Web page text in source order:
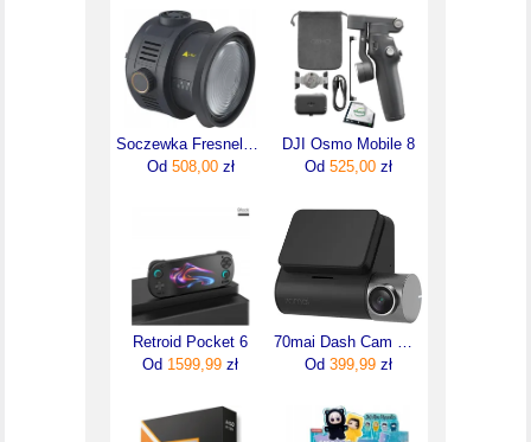
Soczewka Fresnela RA-F150 SmallRig 4246
Od 508,00zł
DJI Osmo Mobile 8
Od 525,00zł
Retroid Pocket 6
Od 1599,99 zł
70mai Dash Cam Pro Plus+ A500s
Od 399,99zł